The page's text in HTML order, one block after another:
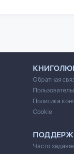
Обратная
Политика
Cookie
Часто